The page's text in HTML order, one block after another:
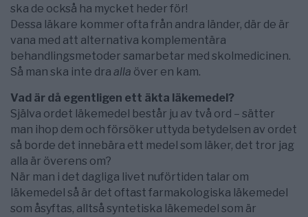
ska de också ha mycket heder för!
Dessa läkare kommer ofta från andra länder, där de är
vana med att alternativa komplementära
behandlingsmetoder samarbetar med skolmedicinen.
Så man ska inte dra alla över en kam.
Vad är då egentligen ett äkta läkemedel?
Själva ordet läkemedel består ju av två ord – sätter
man ihop dem och försöker uttyda betydelsen av ordet
så borde det innebära ett medel som läker, det tror jag
alla är överens om?
När man i det dagliga livet nuförtiden talar om
läkemedel så är det oftast farmakologiska läkemedel
som åsyftas, alltså syntetiska läkemedel som är